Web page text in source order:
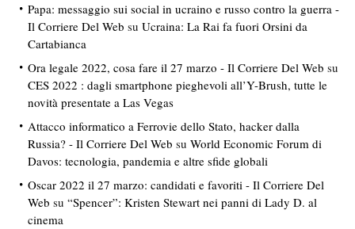
Papa: messaggio sui social in ucraino e russo contro la guerra -
Il Corriere Del Web su Ucraina: La Rai fa fuori Orsini da
Cartabianca
Ora legale 2022, cosa fare il 27 marzo - Il Corriere Del Web su
CES 2022 : dagli smartphone pieghevoli all’Y-Brush, tutte le
novità presentate a Las Vegas
Attacco informatico a Ferrovie dello Stato, hacker dalla
Russia? - Il Corriere Del Web su World Economic Forum di
Davos: tecnologia, pandemia e altre sfide globali
Oscar 2022 il 27 marzo: candidati e favoriti - Il Corriere Del
Web su “Spencer”: Kristen Stewart nei panni di Lady D. al
cinema